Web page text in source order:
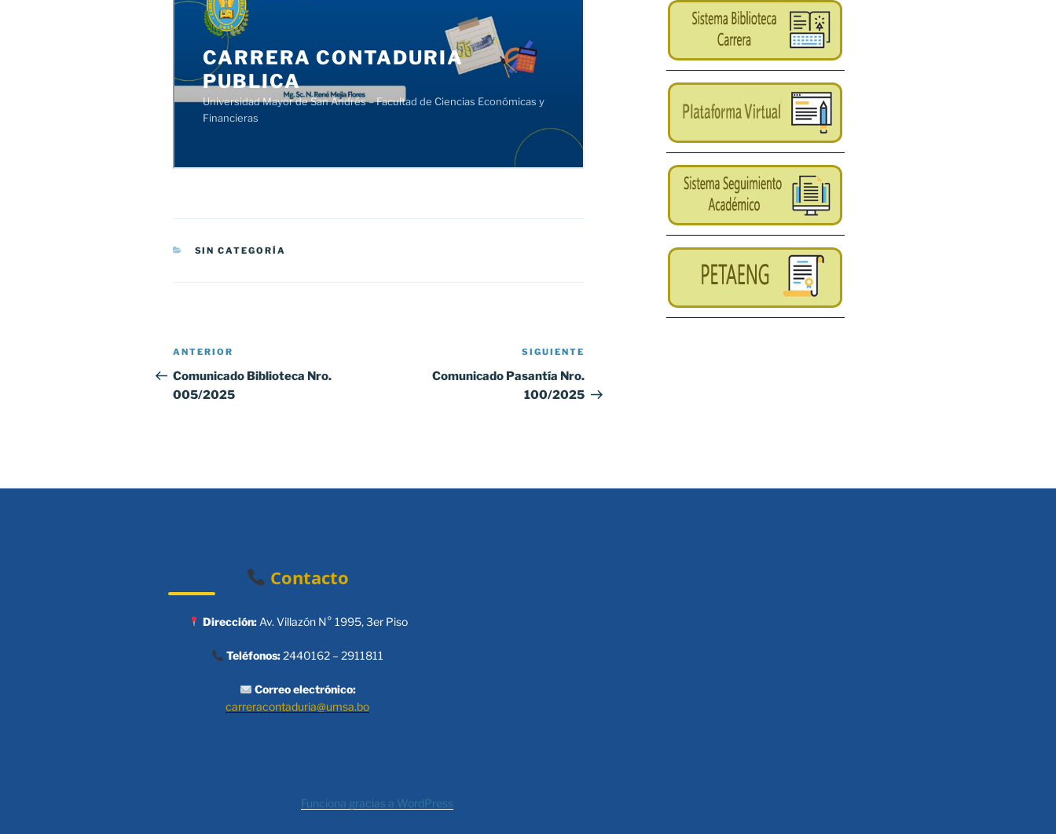
CATEGORÍAS
SIN CATEGORÍA
Navegación
de
entradas
Entrada
anterior:
ANTERIOR
Comunicado Biblioteca Nro.
005/2025
SIGUIENTE
Comunicado Pasantía Nro.
100/2025
Contacto
Dirección:Av. Villazón N° 1995, 3er Piso
Teléfonos:2440162 – 2911811
Correo electrónico:
carreracontaduria@umsa.bo
Funciona gracias a WordPress